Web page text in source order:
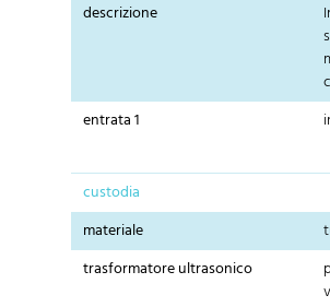
descrizione
entrata 1
custodia
materiale
trasformatore ultrasonico